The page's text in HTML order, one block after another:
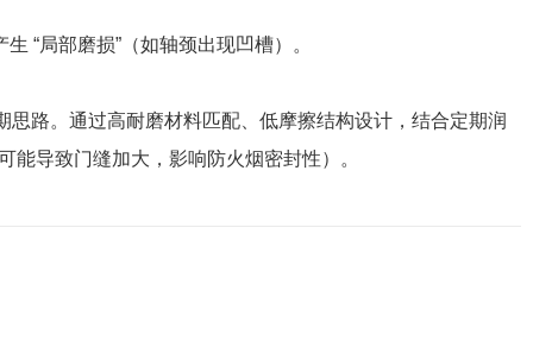
“局部磨损”（如轴颈出现凹槽）。
路。通过高耐磨材料匹配、低摩擦结构设计，结合定期润
导致门缝加大，影响防火烟密封性）。